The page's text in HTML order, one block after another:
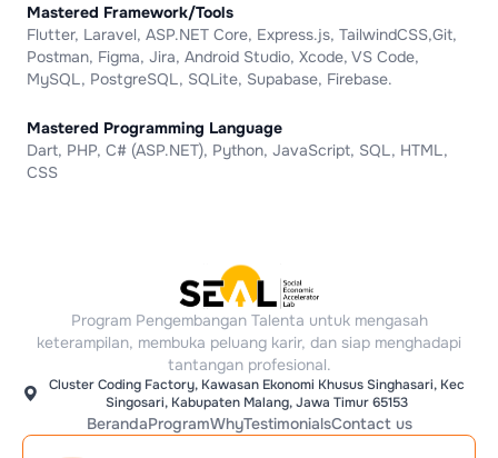
Mastered Framework/Tools
Flutter, Laravel, ASP.NET Core, Express.js, TailwindCSS,Git,
Postman, Figma, Jira, Android Studio, Xcode, VS Code,
MySQL, PostgreSQL, SQLite, Supabase, Firebase.
Mastered Programming Language
Dart, PHP, C# (ASP.NET), Python, JavaScript, SQL, HTML,
CSS
Program Pengembangan Talenta untuk mengasah
keterampilan, membuka peluang karir, dan siap menghadapi
tantangan profesional.
Cluster Coding Factory, Kawasan Ekonomi Khusus Singhasari, Kec
Singosari, Kabupaten Malang, Jawa Timur 65153
BerandaProgramWhyTestimonialsContact us